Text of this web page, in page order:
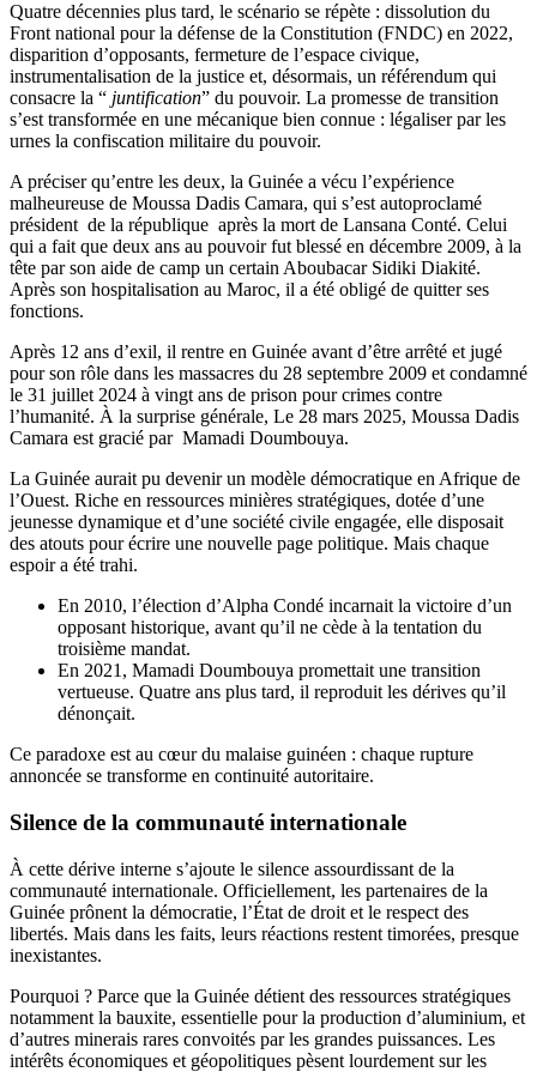
Quatre décennies plus tard, le scénario se répète : dissolution du
Front national pour la défense de la Constitution (FNDC) en 2022,
disparition d’opposants, fermeture de l’espace civique,
instrumentalisation de la justice et, désormais, un référendum qui
consacre la “ juntification” du pouvoir. La promesse de transition
s’est transformée en une mécanique bien connue : légaliser par les
urnes la confiscation militaire du pouvoir.
A préciser qu’entre les deux, la Guinée a vécu l’expérience
malheureuse de Moussa Dadis Camara, qui s’est autoproclamé
président de la république après la mort de Lansana Conté. Celui
qui a fait que deux ans au pouvoir fut blessé en décembre 2009, à la
tête par son aide de camp un certain Aboubacar Sidiki Diakité.
Après son hospitalisation au Maroc, il a été obligé de quitter ses
fonctions.
Après 12 ans d’exil, il rentre en Guinée avant d’être arrêté et jugé
pour son rôle dans les massacres du 28 septembre 2009 et condamné
le 31 juillet 2024 à vingt ans de prison pour crimes contre
l’humanité. À la surprise générale, Le 28 mars 2025, Moussa Dadis
Camara est gracié par Mamadi Doumbouya.
La Guinée aurait pu devenir un modèle démocratique en Afrique de
l’Ouest. Riche en ressources minières stratégiques, dotée d’une
jeunesse dynamique et d’une société civile engagée, elle disposait
des atouts pour écrire une nouvelle page politique. Mais chaque
espoir a été trahi.
En 2010, l’élection d’Alpha Condé incarnait la victoire d’un
opposant historique, avant qu’il ne cède à la tentation du
troisième mandat.
En 2021, Mamadi Doumbouya promettait une transition
vertueuse. Quatre ans plus tard, il reproduit les dérives qu’il
dénonçait.
Ce paradoxe est au cœur du malaise guinéen : chaque rupture
annoncée se transforme en continuité autoritaire.
Silence de la communauté internationale
À cette dérive interne s’ajoute le silence assourdissant de la
communauté internationale. Officiellement, les partenaires de la
Guinée prônent la démocratie, l’État de droit et le respect des
libertés. Mais dans les faits, leurs réactions restent timorées, presque
inexistantes.
Pourquoi ? Parce que la Guinée détient des ressources stratégiques
notamment la bauxite, essentielle pour la production d’aluminium, et
d’autres minerais rares convoités par les grandes puissances. Les
intérêts économiques et géopolitiques pèsent lourdement sur les